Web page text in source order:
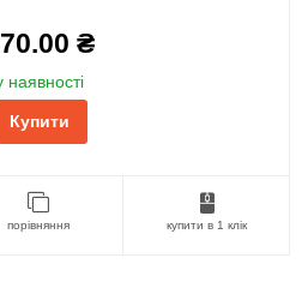
₴
наявності
Купити
порівняння купити в 1 клік